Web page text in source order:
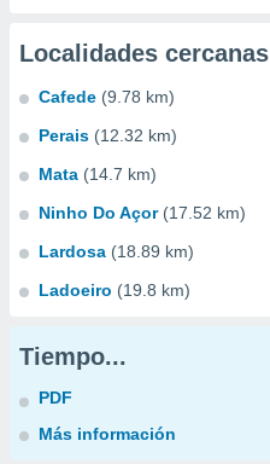
Localidades cercanas
Cafede (9.78 km)
Perais (12.32 km)
Mata (14.7 km)
Ninho Do Açor (17.52 km)
Lardosa (18.89 km)
Ladoeiro (19.8 km)
Tiempo...
PDF
Más información